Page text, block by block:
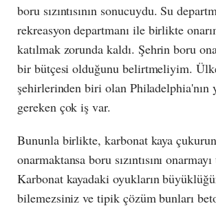
boru sızıntısının sonucuydu. Su
rekreasyon departmanı ile birlikte
katılmak zorunda kaldı. Şehrin boru
bir bütçesi olduğunu belirtmeliyim.
şehirlerinden biri olan Philadelphia'nın
gereken çok iş var.
Bununla birlikte, karbonat kaya
onarmaktansa boru sızıntısını
Karbonat kayadaki oyukların
bilemezsiniz ve tipik çözüm bunları